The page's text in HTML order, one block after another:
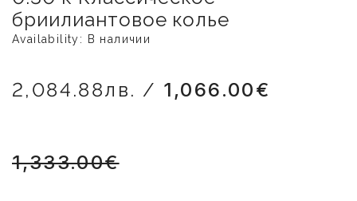
бриилиантовое колье
Availability: В наличии
2,084.88лв. / 1,066.00€
1,333.00€